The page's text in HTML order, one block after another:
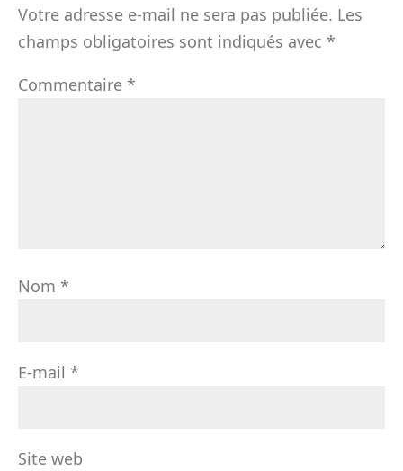
Votre adresse e-mail ne sera pas publiée. Les
champs obligatoires sont indiqués avec *
Commentaire *
Nom *
E-mail *
Site web